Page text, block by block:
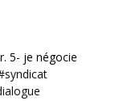
5- je négocie